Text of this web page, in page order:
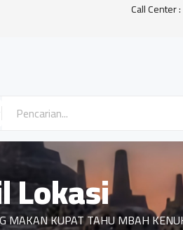
Call Center
Lokasi
MAKAN KUPAT TAHU MBAH